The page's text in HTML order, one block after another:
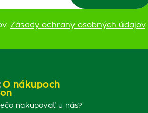
Zásady ochrany osobných údajov.
O nákupoch
nakupovať u nás?